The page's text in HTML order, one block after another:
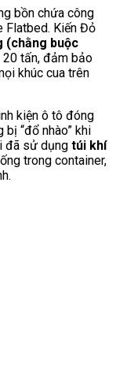
bồn chứa công
Flatbed. Kiến Đỏ
(chằng buộc
tấn, đảm bảo
khúc cua trên
kiện ô tô đóng
“đổ nhào” khi
đã sử dụng túi khí
trong container,